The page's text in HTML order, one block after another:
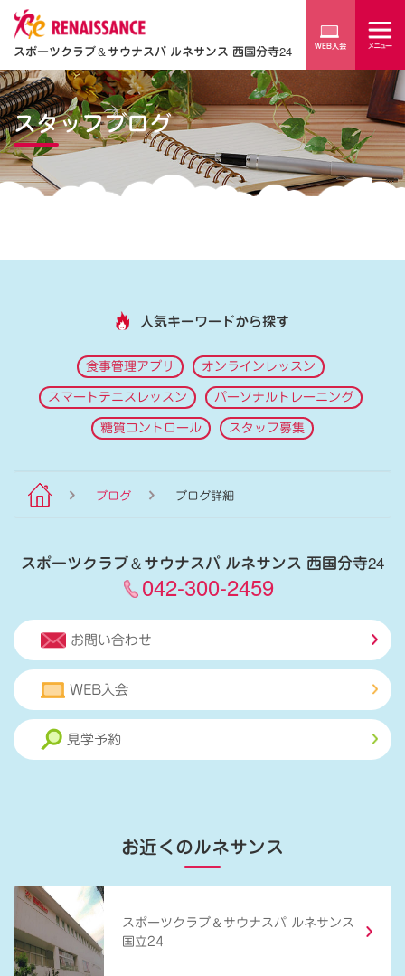
スポーツクラブ＆サウナスパ ルネサンス 西国分寺24
スタッフブログ
人気キーワードから探す
食事管理アプリ オンラインレッスン
スマートテニスレッスン パーソナルトレーニング
糖質コントロール スタッフ募集
ブログ ブログ詳細
スポーツクラブ＆サウナスパ ルネサンス 西国分寺24
042-300-2459
お問い合わせ
WEB入会
見学予約
お近くのルネサンス
スポーツクラブ ＆ サウナスパ ルネサンス
国立24